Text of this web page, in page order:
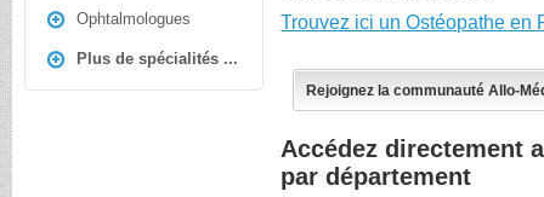
Ophtalmologues
Plus de spécialités ...
Trouvez ici un Ostéopathe en
Rejoignez la communauté Allo-
Accédez directement
par département